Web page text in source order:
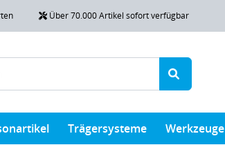
Über 70.000 Artikel sofort verfügbar
Trägersysteme Werkzeuge